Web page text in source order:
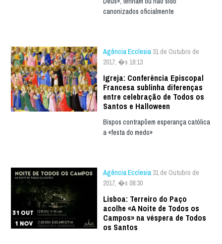
canonizados oficialmente
Agência Ecclesia 31 de Outubro de
2017, �s 16:13
Igreja: Conferência Episcopal
Francesa sublinha diferenças
entre celebração de Todos os
Santos e Halloween
Bispos contrapõem esperança católica
a «festa do medo»
Agência Ecclesia 31 de Outubro de
2017, �s 08:30
Lisboa: Terreiro do Paço
acolhe «A Noite de Todos os
Campos» na véspera de Todos
os Santos